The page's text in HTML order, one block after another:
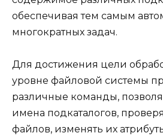
обеспечивая тем самым
многократных задач.
Для достижения цели
уровне файловой системы
различные команды,
имена подкаталогов,
файлов, изменять их